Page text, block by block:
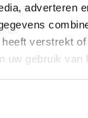
adverteren
verstrekt
uw gebruik van